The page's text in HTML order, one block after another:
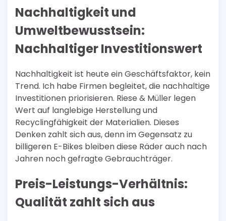
Nachhaltigkeit und
Umweltbewusstsein:
Nachhaltiger Investitionswert
Nachhaltigkeit ist heute ein Geschäftsfaktor, kein
Trend. Ich habe Firmen begleitet, die nachhaltige
Investitionen priorisieren. Riese & Müller legen
Wert auf langlebige Herstellung und
Recyclingfähigkeit der Materialien. Dieses
Denken zahlt sich aus, denn im Gegensatz zu
billigeren E-Bikes bleiben diese Räder auch nach
Jahren noch gefragte Gebrauchträger.
Preis-Leistungs-Verhältnis:
Qualität zahlt sich aus